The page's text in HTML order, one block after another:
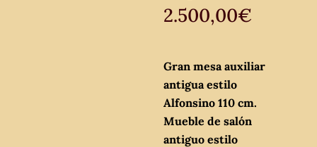
2.500,00€
Gran mesa auxiliar
antigua estilo
Alfonsino 110 cm.
Mueble de salón
antiguo estilo